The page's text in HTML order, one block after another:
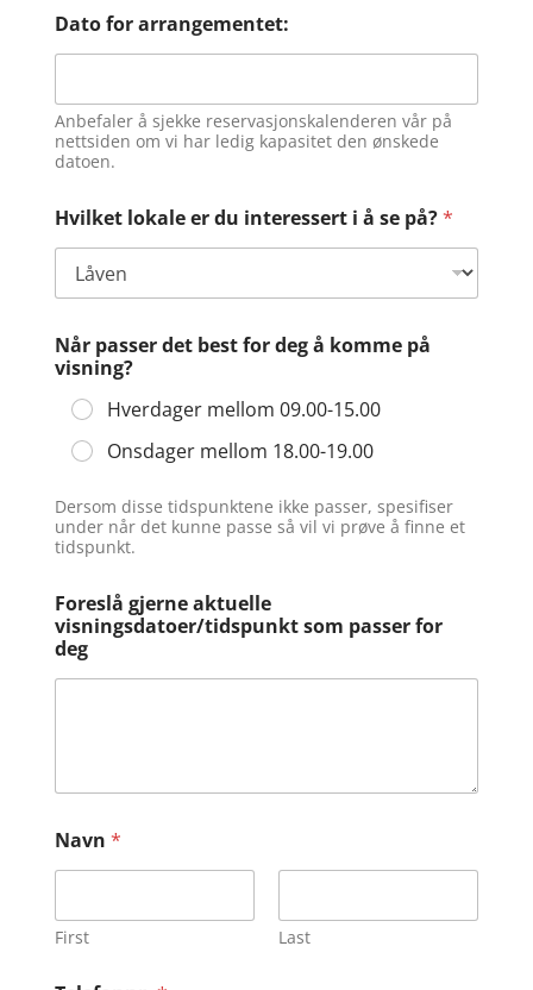
Dato for arrangementet:
Anbefaler å sjekke reservasjonskalenderen vår på
nettsiden om vi har ledig kapasitet den ønskede
datoen.
Hvilket lokale er du interessert i å se på?*
Når passer det best for deg å komme på
visning?
Hverdager mellom 09.00-15.00
Onsdager mellom 18.00-19.00
Dersom disse tidspunktene ikke passer, spesifiser
under når det kunne passe så vil vi prøve å finne et
tidspunkt.
Foreslå gjerne aktuelle
visningsdatoer/tidspunkt som passer for
deg
Navn *
First Last